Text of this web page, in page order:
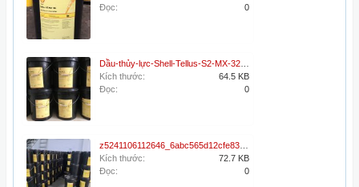
Đọc:
0
Kích thước:
64.5 KB
Đọc:
0
Kích thước:
72.7 KB
Đọc:
0